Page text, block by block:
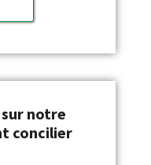
sur notre
concilier